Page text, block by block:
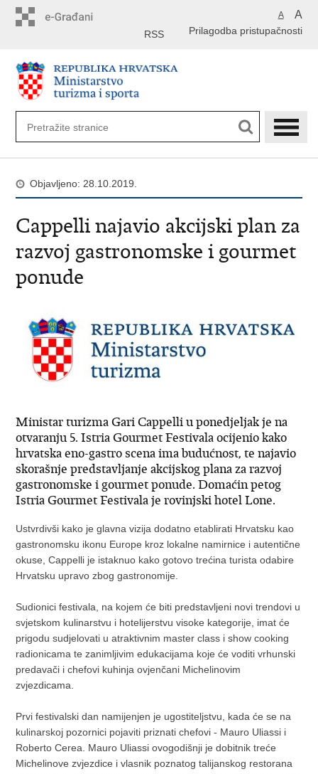
A A
Prilagodba pristupačnosti
RSS
Objavljeno: 28.10.2019.
Cappelli najavio akcijski plan za
razvoj gastronomske i gourmet
ponude
​Ministar turizma Gari Cappelli u ponedjeljak je na
otvaranju 5. Istria Gourmet Festivala ocijenio kako
hrvatska eno-gastro scena ima budućnost, te najavio
skorašnje predstavljanje akcijskog plana za razvoj
gastronomske i gourmet ponude. Domaćin petog
Istria Gourmet Festivala je rovinjski hotel Lone.
Ustvrdivši kako je glavna vizija dodatno etablirati Hrvatsku kao
gastronomsku ikonu Europe kroz lokalne namirnice i autentične
okuse, Cappelli je istaknuo kako gotovo trećina turista odabire
Hrvatsku upravo zbog gastronomije.
Sudionici festivala, na kojem će biti predstavljeni novi trendovi u
svjetskom kulinarstvu i hotelijerstvu visoke kategorije, imat će
prigodu sudjelovati u atraktivnim master class i show cooking
radionicama te zanimljivim edukacijama koje će voditi vrhunski
predavači i chefovi kuhinja ovjenčani Michelinovim
zvjezdicama.
Prvi festivalski dan namijenjen je ugostiteljstvu, kada će se na
kulinarskoj pozornici pojaviti priznati chefovi - Mauro Uliassi i
Roberto Cerea. Mauro Uliassi ovogodišnji je dobitnik treće
Michelinove zvjezdice i vlasnik poznatog talijanskog restorana